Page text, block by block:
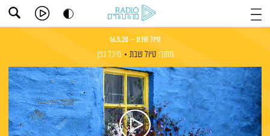
טיול שבת – 16.5.20
מתוך: טיול שבת מיכל גפן